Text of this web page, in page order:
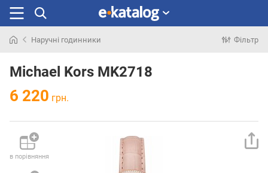
раніше
Наручні годинники Фільтр
Michael Kors MK2718
6 220 грн.
в порівняння